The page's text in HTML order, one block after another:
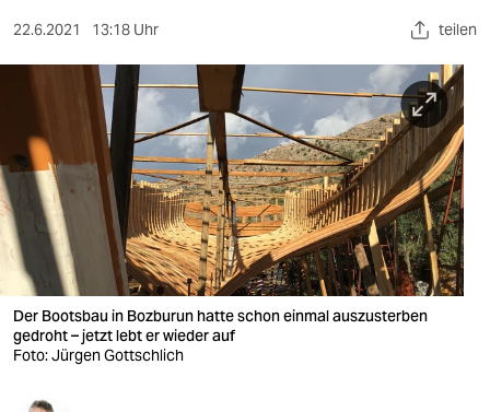
sport
nord
wahrheit
verlag
verlag
veranstaltungen
shop
fragen & hilfe
22.6.2021 13:18 Uhr teilen
Der Bootsbau in Bozburun hatte schon einmal auszusterben
gedroht – jetzt lebt er wieder auf
Foto: Jürgen Gottschlich